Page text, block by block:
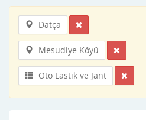
Datça
Mesudiye Köyü
Oto Lastik ve Jant